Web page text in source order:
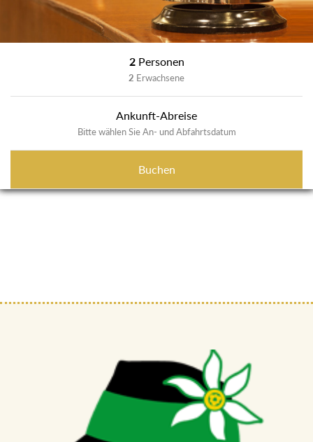
2 Personen
2 Erwachsene
Ankunft-Abreise
Bitte wählen Sie An- und Abfahrtsdatum
Buchen